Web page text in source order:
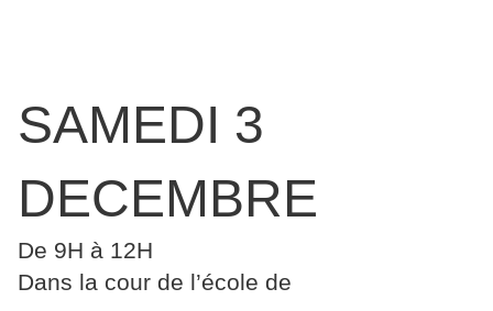
SAMEDI 3
DECEMBRE
De 9H à 12H
Dans la cour de l’école de